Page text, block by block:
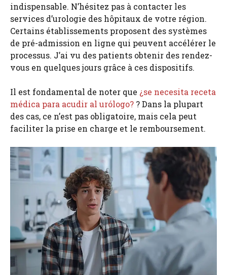
indispensable. N’hésitez pas à contacter les
services d’urologie des hôpitaux de votre région.
Certains établissements proposent des systèmes
de pré-admission en ligne qui peuvent accélérer le
processus. J’ai vu des patients obtenir des rendez-
vous en quelques jours grâce à ces dispositifs.
Il est fondamental de noter que ¿se necesita receta
médica para acudir al urólogo? ? Dans la plupart
des cas, ce n’est pas obligatoire, mais cela peut
faciliter la prise en charge et le remboursement.